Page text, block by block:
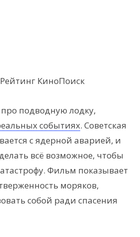
КиноПоиск
подводную лодку,
событиях. Советская
с ядерной аварией, и
всё возможное, чтобы
Фильм показывает
моряков,
собой ради спасения